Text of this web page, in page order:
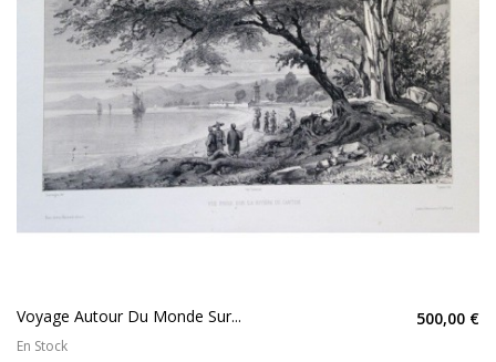
Voyage Autour Du Monde Sur... 500,00 €
En Stock